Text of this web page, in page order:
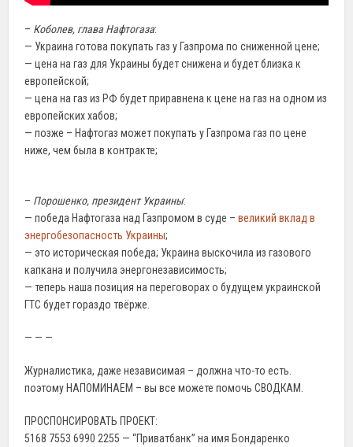
– Коболев, глава Нафтогаза:
— Украина готова покупать газ у Газпрома по сниженной цене;
— цена на газ для Украины будет снижена и будет близка к
европейской;
— цена на газ из РФ будет приравнена к цене на газ на одном из
европейских хабов;
— позже – Нафтогаз может покупать у Газпрома газ по цене
ниже, чем была в контракте;
– Порошенко, президент Украины:
— победа Нафтогаза над Газпромом в суде –великий вклад в
энергобезопасность Украины;
— это историческая победа; Украина выскочила из газового
капкана и получила энергонезависимость;
— теперь наша позиция на переговорах о будущем украинской
ГТС будет гораздо твёрже.
— — —
Журналистика, даже независимая – должна что-то есть.
поэтому НАПОМИНАЕМ – вы все можете помочь СВОДКАМ.
ПРОСПОНСИРОВАТЬ ПРОЕКТ:
5168 7553 6990 2255 — “Приватбанк” на имя Бондаренко